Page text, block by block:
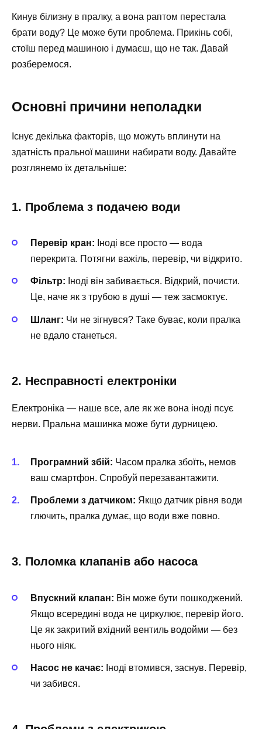
Кинув білизну в пралку, а вона раптом перестала
брати воду? Це може бути проблема. Прикінь собі,
стоїш перед машиною і думаєш, що не так. Давай
розберемося.
Основні причини неполадки
Існує декілька факторів, що можуть вплинути на
здатність пральної машини набирати воду. Давайте
розглянемо їх детальніше:
1. Проблема з подачею води
Перевір кран: Іноді все просто — вода
перекрита. Потягни важіль, перевір, чи відкрито.
Фільтр: Іноді він забивається. Відкрий, почисти.
Це, наче як з трубою в душі — теж засмоктує.
Шланг: Чи не зігнувся? Таке буває, коли пралка
не вдало станеться.
2. Несправності електроніки
Електроніка — наше все, але як же вона іноді псує
нерви. Пральна машинка може бути дурницею.
Програмний збій: Часом пралка збоїть, немов
ваш смартфон. Спробуй перезавантажити.
Проблеми з датчиком: Якщо датчик рівня води
глючить, пралка думає, що води вже повно.
3. Поломка клапанів або насоса
Впускний клапан: Він може бути пошкоджений.
Якщо всередині вода не циркулює, перевір його.
Це як закритий вхідний вентиль водойми — без
нього ніяк.
Насос не качає: Іноді втомився, заснув. Перевір,
чи забився.